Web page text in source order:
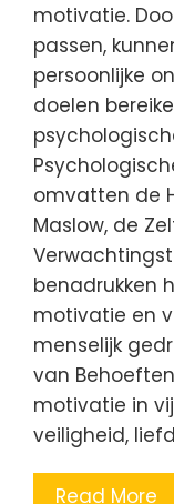
motivatie.
passen,
persoonlijke
doelen
omvatten de
Maslow, de
benadrukken
motivatie en
menselijk
van
motivatie in
veiligheid,
Read More